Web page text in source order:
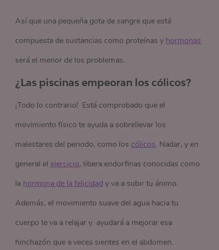
Así que una pequeña gota de sangre que está
compuesta de sustancias como proteínas y hormonas
será el menor de los problemas.
¿Las piscinas empeoran los cólicos?
¡Todo lo contrario! Está comprobado que el
movimiento físico te ayuda a sobrellevar los
malestares del periodo, como los cólicos. Nadar, y en
general el ejercicio, libera endorfinas conocidas como
la hormona de la felicidad y va a subir tu ánimo.
Además, el movimiento suave del agua hacia tu
cuerpo te va a relajar y ayudará a mejorar esa
hinchazón que a veces sientes en el abdomen.